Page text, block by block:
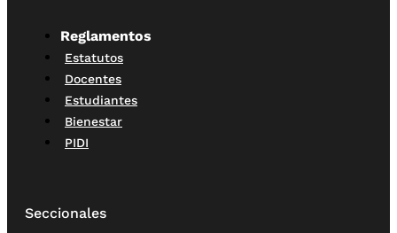
Reglamentos
Estatutos
Docentes
Estudiantes
Bienestar
PIDI
Seccionales